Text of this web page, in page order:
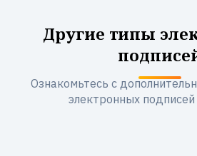
Другие типы
Ознакомьтесь с
электронных